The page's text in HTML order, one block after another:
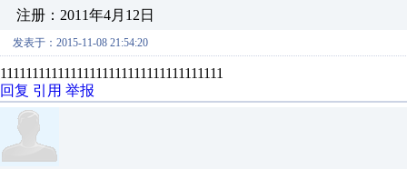
注册：2011年4月12日
发表于：2015-11-08 21:54:20
11111111111111111111111111111111111
回复 引用 举报